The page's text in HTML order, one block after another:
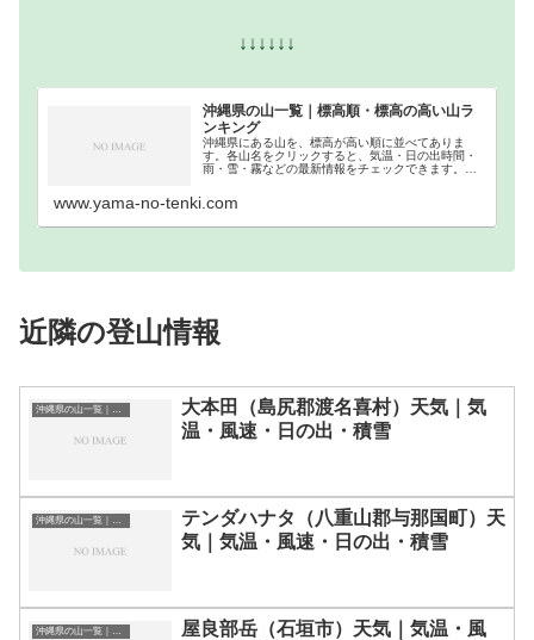
↓↓↓↓↓↓
沖縄県の山一覧｜標高順・標高の高い山ラ
ンキング
沖縄県にある山を、標高が高い順に並べてありま
す。各山名をクリックすると、気温・日の出時間・
雨・雪・霧などの最新情報をチェックできます。沖
www.yama-no-tenki.com
近隣の登山情報
沖縄県の山一覧｜標高順・標高の高い山ランキング
大本田（島尻郡渡名喜村）天気｜気
温・風速・日の出・積雪
沖縄県の山一覧｜標高順・標高の高い山ランキング
テンダハナタ（八重山郡与那国町）天
気｜気温・風速・日の出・積雪
沖縄県の山一覧｜標高順・標高の高い山ランキング
屋良部岳（石垣市）天気｜気温・風